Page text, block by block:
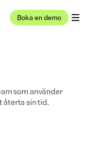
Boka en demo
som använder
återta sin tid.